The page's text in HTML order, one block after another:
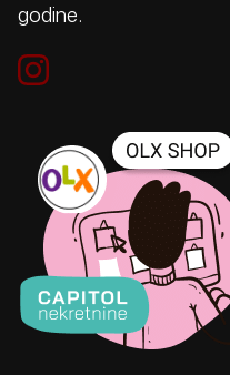
godine.